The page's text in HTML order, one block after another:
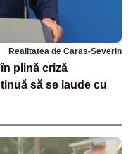
Realitatea de Caras-Severin
plină criză
să se laude cu